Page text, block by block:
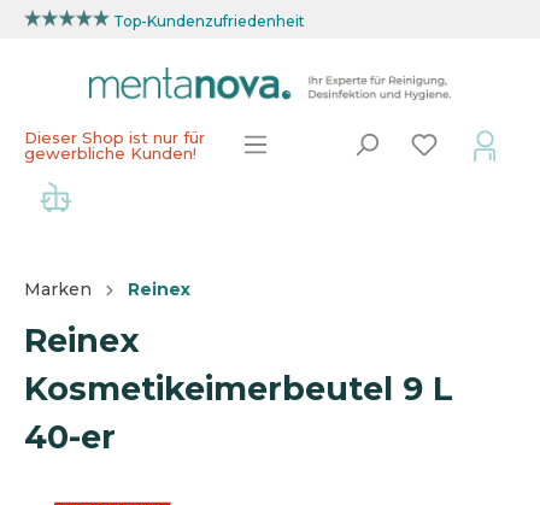
Top-Kundenzufriedenheit
Dieser Shop ist nur für
gewerbliche Kunden!
Marken Reinex
Reinex
Kosmetikeimerbeutel 9 L
40-er